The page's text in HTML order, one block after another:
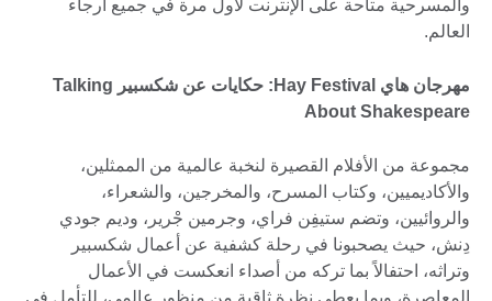
والمسرحية متاحة على الإنترنت لأول مرة في جميع أرجاء
العالم.
مهرجان هاي Hay Festival: حكايات عن شكسبير Talking
About Shakespeare
مجموعة من الأفلام القصيرة لنخبة عالمية من الممثلين،
والأكاديميين، وكتاب المسرح، والمخرجين، والشعراء،
والروائيين، وتضم ستيفِن فراي، وجرمين جْرير، وديم جودي
دِنش، حيث يصحبونا في رحلة كشفية عن أعمال شكسبير
وتراثه، احتفالاً بما تركه من أصداء انعكست في الأعمال
المعاصرة، وبما يعطي نظرة ثاقبة من منظور عالمي، للتأمل في